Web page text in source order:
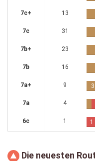
7c+ 13
7c 31
7b+ 23
7b 16
7a+ 9 3
7a 4
6c 1 1
Die neuesten